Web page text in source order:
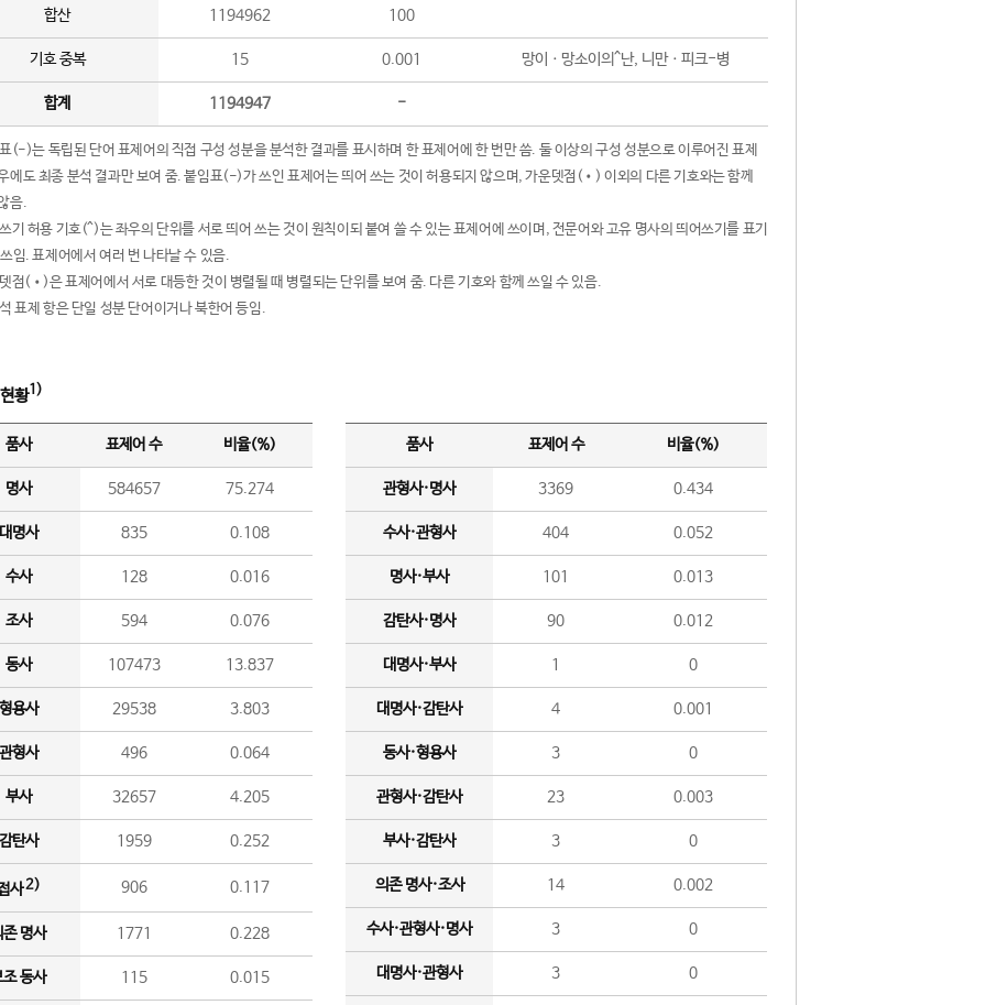
합산 1194962 100
기호 중복 15 0.001 망이ㆍ망소이의^난, 니만ㆍ피크-병
합계 1194947 -
(-)는 독립된 단어 표제어의 직접 구성 성분을 분석한 결과를 표시하며 한 표제어에 한 번만 씀. 둘 이상의 구성 성분으로 이루어진 표제
에도 최종 분석 결과만 보여 줌. 붙임표(-)가 쓰인 표제어는 띄어 쓰는 것이 허용되지 않으며, 가운뎃점(•) 이외의 다른 기호와는 함께
음.
기 허용 기호(^)는 좌우의 단위를 서로 띄어 쓰는 것이 원칙이되 붙여 쓸 수 있는 표제어에 쓰이며, 전문어와 고유 명사의 띄어쓰기를 표기
임. 표제어에서 여러 번 나타날 수 있음.
점(•)은 표제어에서 서로 대등한 것이 병렬될 때 병렬되는 단위를 보여 줌. 다른 기호와 함께 쓰일 수 있음.
표제 항은 단일 성분 단어이거나 북한어 등임.
황1)
품사 표제어 수 비율(%)
명사 584657 75.274
명사 835 0.108
수사 128 0.016
조사 594 0.076
동사 107473 13.837
용사 29538 3.803
형사 496 0.064
부사 32657 4.205
탄사 1959 0.252
사2) 906 0.117
존 명사 1771 0.228
조 동사 115 0.015
품사 표제어 수 비율(%)
관형사·명사 3369 0.434
수사·관형사 404 0.052
명사·부사 101 0.013
감탄사·명사 90 0.012
대명사·부사 1 0
대명사·감탄사 4 0.001
동사·형용사 3 0
관형사·감탄사 23 0.003
부사·감탄사 3 0
의존 명사·조사 14 0.002
수사·관형사·명사 3 0
대명사·관형사 3 0